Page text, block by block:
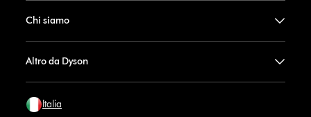
Chi siamo
Altro da Dyson
Italia